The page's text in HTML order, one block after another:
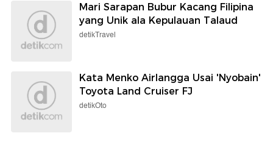
Mari Sarapan Bubur Kacang Filipina
yang Unik ala Kepulauan Talaud
detikTravel
Kata Menko Airlangga Usai 'Nyobain'
Toyota Land Cruiser FJ
detikOto